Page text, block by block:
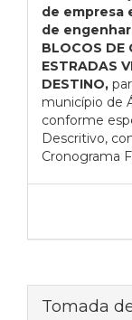
de empresa
de
BLOCOS DE
ESTRADAS
DESTINO,
município de
conforme
Descritivo,
Cronograma
Tomada